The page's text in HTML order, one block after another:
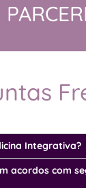
Integrativa?
acordos com